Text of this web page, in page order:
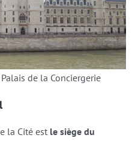
de la Conciergerie
la Cité est le siège du